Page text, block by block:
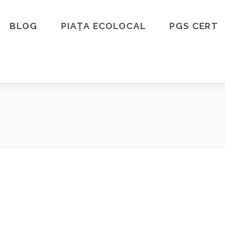
BLOG PIAȚA ECOLOCAL PGS CERT